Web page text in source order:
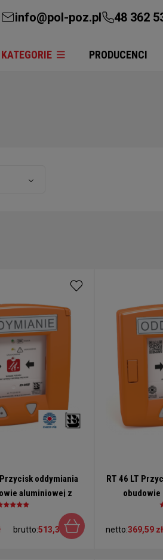
info@pol-poz.pl 48 362
KATEGORIE PRODUCENCI
oddymiania
aluminiowej z
do wentylacji (1)
brutto:513,34 zł
RT 46 LT
obudowie
netto:369,59 zł